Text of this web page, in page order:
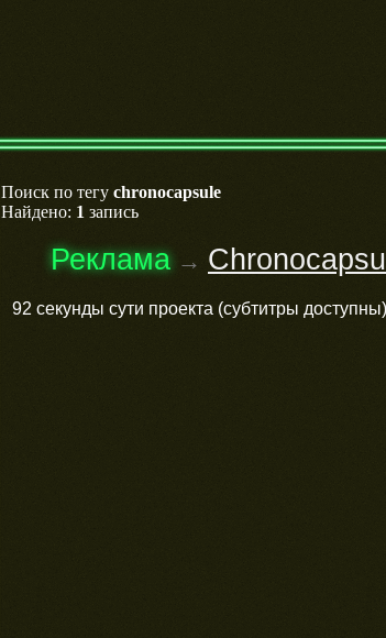
Поиск по тегу chronocapsule
Найдено: 1 запись
Реклама→
92 секунды сути проекта (субтитры доступны)